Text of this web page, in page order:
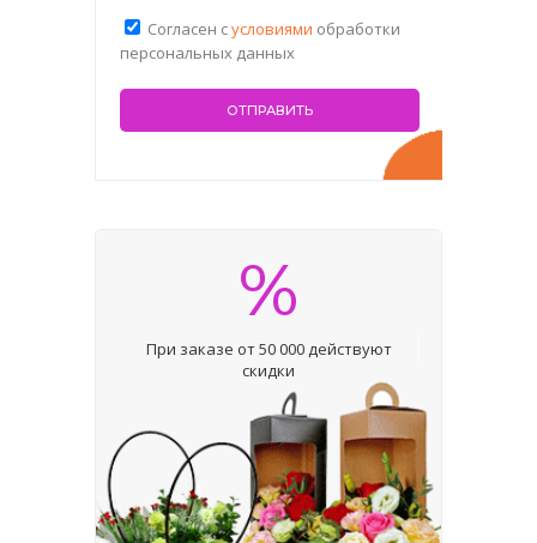
Согласен сусловиями обработки
персональных данных
%
При заказе от 50 000 действуют
скидки